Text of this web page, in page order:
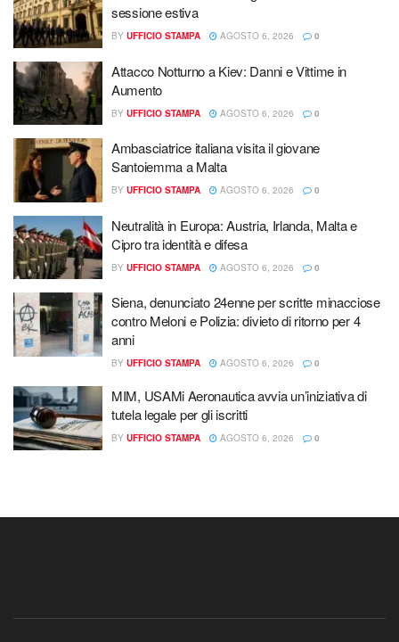
sessione estiva
BY UFFICIO STAMPA AGOSTO 6, 2026 0
Attacco Notturno a Kiev: Danni e Vittime in
Aumento
BY UFFICIO STAMPA AGOSTO 6, 2026 0
Ambasciatrice italiana visita il giovane
Santoiemma a Malta
BY UFFICIO STAMPA AGOSTO 6, 2026 0
Neutralità in Europa: Austria, Irlanda, Malta e
Cipro tra identità e difesa
BY UFFICIO STAMPA AGOSTO 6, 2026 0
Siena, denunciato 24enne per scritte minacciose
contro Meloni e Polizia: divieto di ritorno per 4
anni
BY UFFICIO STAMPA AGOSTO 6, 2026 0
MIM, USAMi Aeronautica avvia un’iniziativa di
tutela legale per gli iscritti
BY UFFICIO STAMPA AGOSTO 6, 2026 0